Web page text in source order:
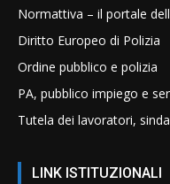
Normattiva – il portale
Diritto Europeo di Polizia
Ordine pubblico e polizia
PA, pubblico impiego e
Tutela dei lavoratori,
LINK ISTITUZIONALI